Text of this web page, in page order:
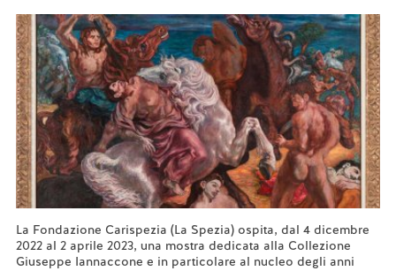
La Fondazione Carispezia (La Spezia) ospita, dal 4 dicembre
2022 al 2 aprile 2023, una mostra dedicata alla Collezione
Giuseppe Iannaccone e in particolare al nucleo degli anni